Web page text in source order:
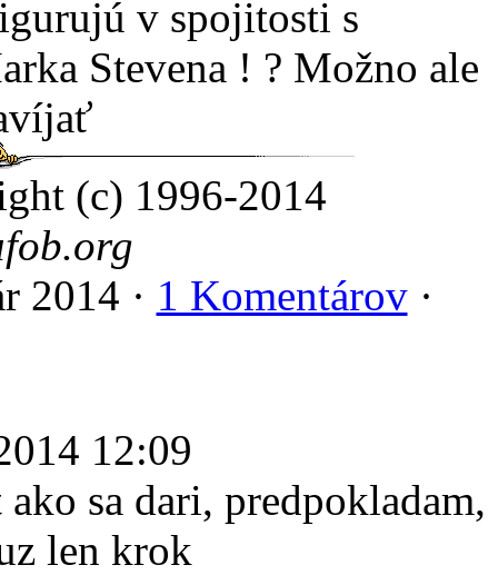
v spojitosti s
Stevena ! ? Možno ale
(c) 1996-2014
2014 · 1 Komentárov·
12:09
sa dari, predpokladam,
len krok